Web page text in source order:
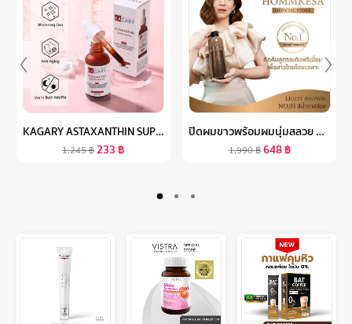
KAGARY ASTAXANTHIN SUPER SERUM 30ML แอสต้าแซนทีน เซรั่มหน้าใส ต้านริ้วรอย ผิวเนียนใส เซรั่มต้านริ้วรอย
1,245฿233 ฿
ปิดผมขาวพร้อมผมนุ่มสลวย ด้วยสารสกัดธรรมชาติจากผลไม้ (แบบขวด ขนาด300ML) ราคา990บาท
1,990฿648฿